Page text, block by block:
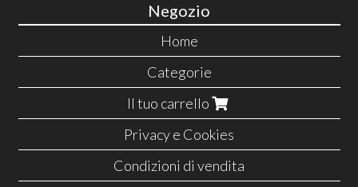
Negozio
Home
Categorie
Il tuo carrello
Privacy e Cookies
Condizioni di vendita